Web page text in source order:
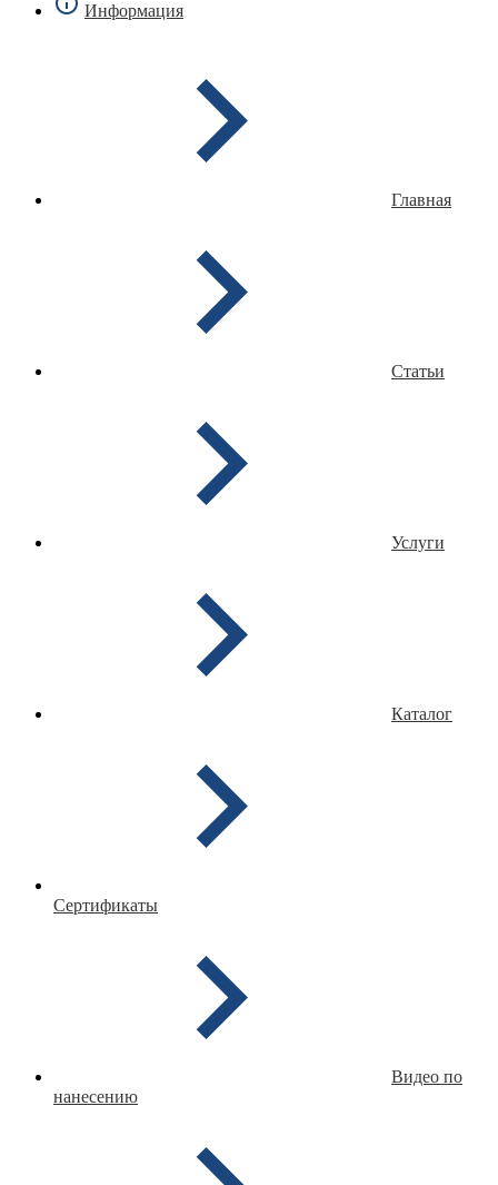
Информация
Главная
Статьи
Услуги
Каталог
Сертификаты
Видео по
нанесению